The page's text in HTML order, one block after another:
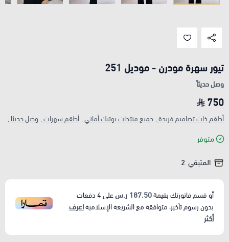
تيور سهرة مودرن - موديل 251
وصل حديثاً
750
أطقم ذات تصاميم فريدة , جميع منتجات بوتيك أماني , أطقم سهرات , وصل حديثا ,
متوفر
المتبقي 2
أو قسم فاتورتك بقيمة187.50 ر.س على4دفعات
بدون رسوم تأخير، متوافقة مع الشريعة الإسلاميةاعرف
أكثر